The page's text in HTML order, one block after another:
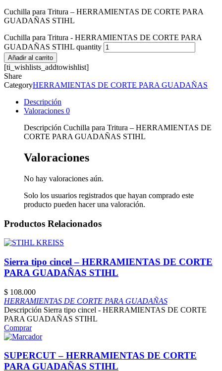
Cuchilla para Tritura – HERRAMIENTAS DE CORTE PARA
GUADAÑAS STIHL
Cuchilla para Tritura - HERRAMIENTAS DE CORTE PARA
GUADAÑAS STIHL quantity
Añadir al carrito
[ti_wishlists_addtowishlist]
Share
CategoryHERRAMIENTAS DE CORTE PARA GUADAÑAS
Descripción
Valoraciones 0
Descripción Cuchilla para Tritura – HERRAMIENTAS DE
CORTE PARA GUADAÑAS STIHL
Valoraciones
No hay valoraciones aún.
Solo los usuarios registrados que hayan comprado este
producto pueden hacer una valoración.
Productos Relacionados
Sierra tipo cincel – HERRAMIENTAS DE CORTE
PARA GUADAÑAS STIHL
$ 108.000
HERRAMIENTAS DE CORTE PARA GUADAÑAS
Descripción Sierra tipo cincel - HERRAMIENTAS DE CORTE
PARA GUADAÑAS STIHL
Comprar
SUPERCUT – HERRAMIENTAS DE CORTE
PARA GUADAÑAS STIHL